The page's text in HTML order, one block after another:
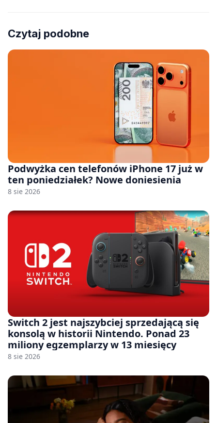
Czytaj podobne
Podwyżka cen telefonów iPhone 17 już w
ten poniedziałek? Nowe doniesienia
8 sie 2026
Switch 2 jest najszybciej sprzedającą się
konsolą w historii Nintendo. Ponad 23
miliony egzemplarzy w 13 miesięcy
8 sie 2026